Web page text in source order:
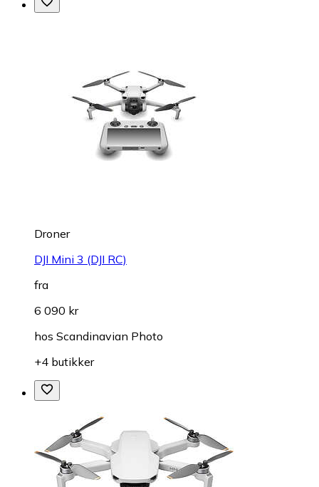
Droner
DJI Mini 3 (DJI RC)
fra
6 090 kr
hos Scandinavian Photo
+4 butikker